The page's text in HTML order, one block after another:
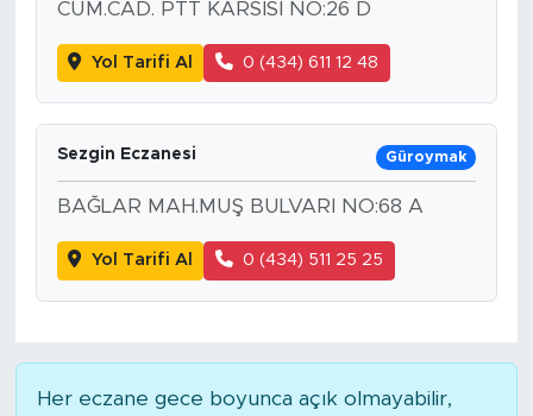
CUM.CAD. PTT KARSISI NO:26 D
Yol Tarifi Al 0 (434) 611 12 48
Sezgin Eczanesi Güroymak
BAĞLAR MAH.MUŞ BULVARI NO:68 A
Yol Tarifi Al 0 (434) 511 25 25
Her eczane gece boyunca açık olmayabilir,